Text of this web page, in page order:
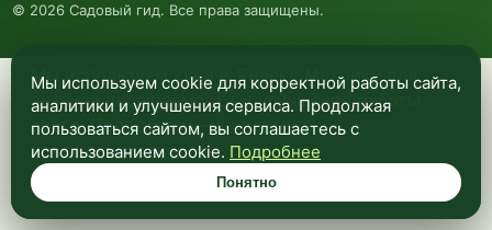
Мы используем куки и Яндекс Метрику для
анализа посещаемости и улучшения работы
сайта. Подробнее —в политике
конфиденциальности.
Понятно
© 2026 Садовый гид. Все права защищены.
Мы используем cookie для корректной работы сайта,
аналитики и улучшения сервиса. Продолжая
пользоваться сайтом, вы соглашаетесь с
использованием cookie. Подробнее
Понятно